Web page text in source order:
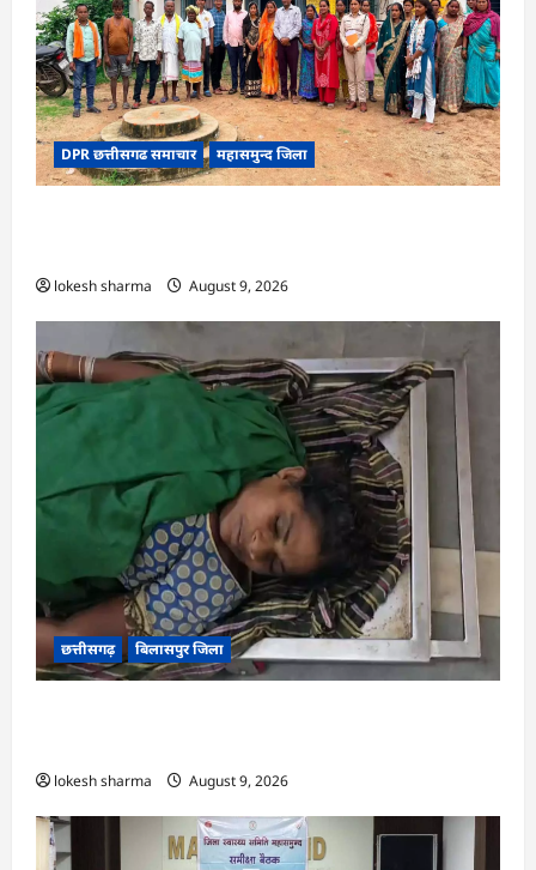
DPR छत्तीसगढ समाचार महासमुन्द जिला
lokesh sharma August 9, 2026
छत्तीसगढ़ बिलासपुर जिला
lokesh sharma August 9, 2026